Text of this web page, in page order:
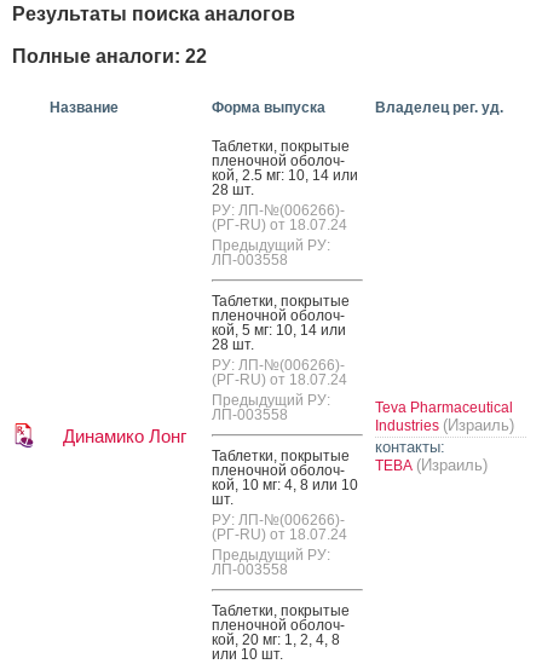
Результаты поиска аналогов
Полные аналоги: 22
Название Форма выпуска Владелец рег. уд.
Динамико Лонг
Таб­летки, пок­ры­тые
пле­ноч­ной обо­лоч­
кой, 2.5 мг: 10, 14 или
28 шт.
РУ: ЛП-№(006266)-
(РГ-RU) от 18.07.24
Предыдущий РУ:
ЛП-003558
Таб­летки, пок­ры­тые
пле­ноч­ной обо­лоч­
кой, 5 мг: 10, 14 или
28 шт.
РУ: ЛП-№(006266)-
(РГ-RU) от 18.07.24
Предыдущий РУ:
ЛП-003558
Таб­летки, пок­ры­тые
пле­ноч­ной обо­лоч­
кой, 10 мг: 4, 8 или 10
шт.
РУ: ЛП-№(006266)-
(РГ-RU) от 18.07.24
Предыдущий РУ:
ЛП-003558
Таб­летки, пок­ры­тые
пле­ноч­ной обо­лоч­
кой, 20 мг: 1, 2, 4, 8
или 10 шт.
Teva Pharmaceutical
Industries (Израиль)
контакты:
ТЕВА (Израиль)